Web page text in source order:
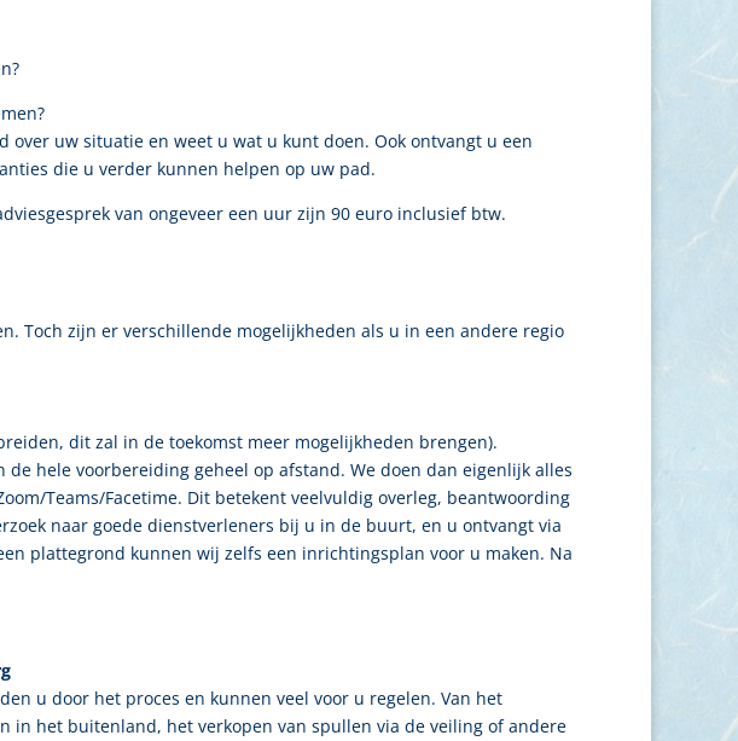
uw situatie en weet u wat u kunt doen. Ook ontvangt u een
die u verder kunnen helpen op uw pad.
van ongeveer een uur zijn 90 euro inclusief btw.
Toch zijn er verschillende mogelijkheden als u in een andere regio
dit zal in de toekomst meer mogelijkheden brengen).
hele voorbereiding geheel op afstand. We doen dan eigenlijk alles
Teams/Facetime. Dit betekent veelvuldig overleg, beantwoording
naar goede dienstverleners bij u in de buurt, en u ontvangt via
plattegrond kunnen wij zelfs een inrichtingsplan voor u maken. Na
u door het proces en kunnen veel voor u regelen. Van het
in het buitenland, het verkopen van spullen via de veiling of andere